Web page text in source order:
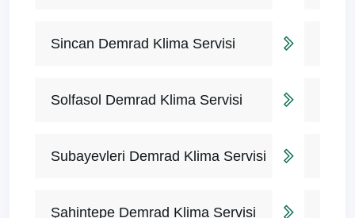
Sincan Demrad Klima Servisi
Solfasol Demrad Klima Servisi
Subayevleri Demrad Klima Servisi
Şahintepe Demrad Klima Servisi